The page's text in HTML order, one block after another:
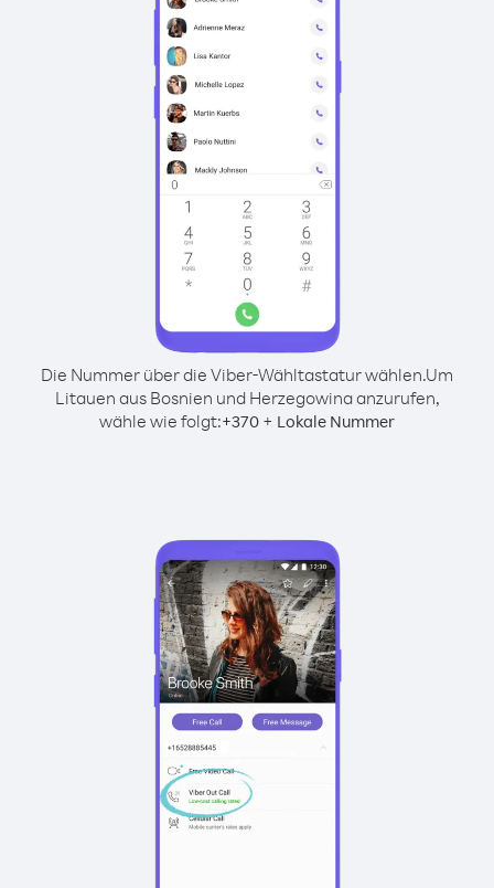
Die Nummer über die Viber-Wähltastatur wählen.Um
Litauen aus Bosnien und Herzegowina anzurufen,
wähle wie folgt:+370 + Lokale Nummer